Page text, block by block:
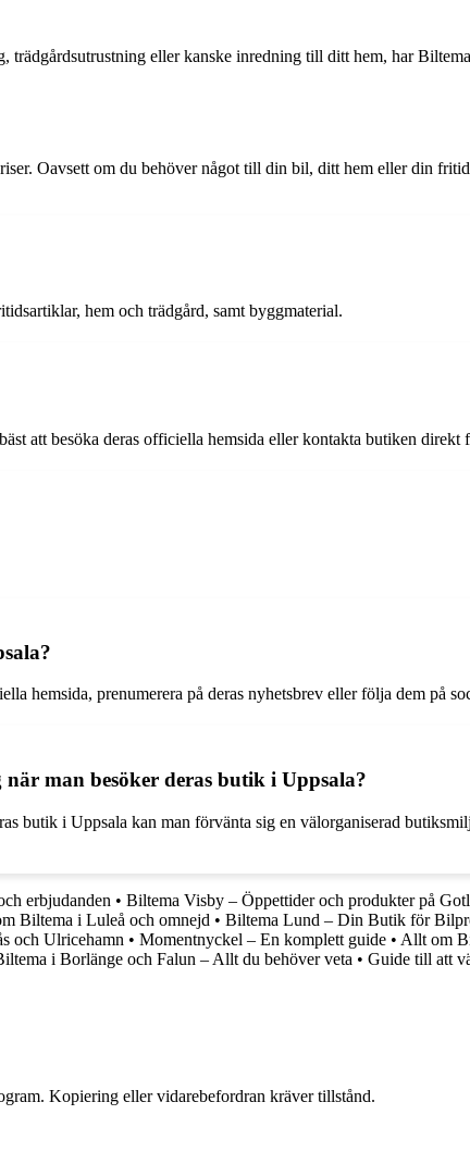
eller kanske inredning till ditt hem, har
Oavsett om du behöver något till din bil, ditt hem eller din
hem och trädgård, samt byggmaterial.
att besöka deras officiella hemsida eller kontakta butiken direkt
hemsida, prenumerera på deras nyhetsbrev eller följa dem på
man besöker deras butik i Uppsala?
butik i Uppsala kan man förvänta sig en välorganiserad
erbjudanden • Biltema Visby – Öppettider och produkter på
Biltema i Luleå och omnejd • Biltema Lund – Din Butik för
och Ulricehamn • Momentnyckel – En komplett guide • Allt om
i Borlänge och Falun – Allt du behöver veta • Guide till att
Kopiering eller vidarebefordran kräver tillstånd.